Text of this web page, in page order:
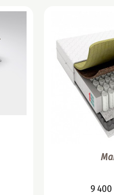
Цена
9 400